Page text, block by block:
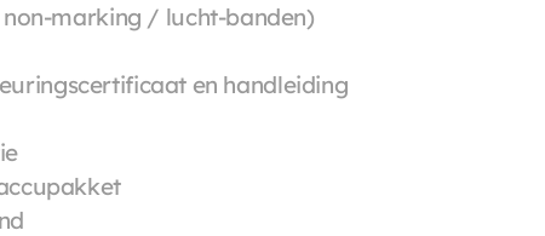
marking / lucht-banden)
en handleiding